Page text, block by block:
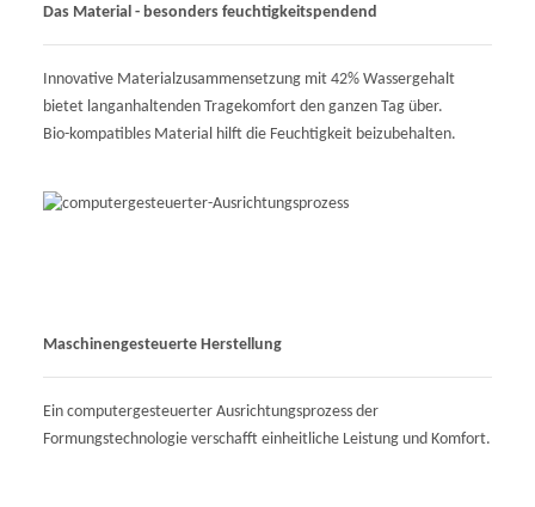
Das Material - besonders feuchtigkeitspendend
Innovative Materialzusammensetzung mit 42% Wassergehalt
bietet langanhaltenden Tragekomfort den ganzen Tag über.
Bio-kompatibles Material hilft die Feuchtigkeit beizubehalten.
Maschinengesteuerte Herstellung
Ein computergesteuerter Ausrichtungsprozess der
Formungstechnologie verschafft einheitliche Leistung und Komfort.